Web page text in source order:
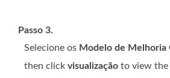
Passo 3.
Selecione os Modelo de Melhoria
then click visualização to view the